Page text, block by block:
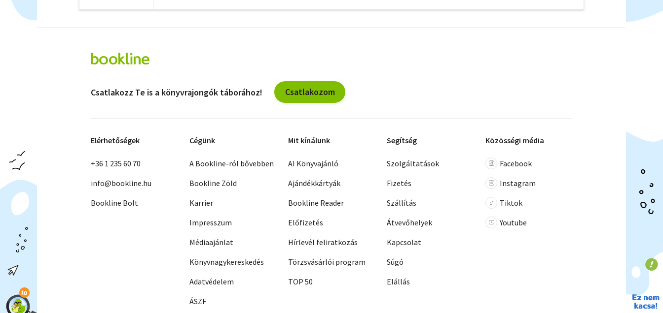
szűrők
Csatlakozz Te is a könyvrajongók táborához! Csatlakozom
Elérhetőségek
+36 1 235 60 70
info@bookline.hu
Bookline Bolt
Cégünk
A Bookline-ról bővebben
Bookline Zöld
Karrier
Impresszum
Médiaajánlat
Könyvnagykereskedés
Adatvédelem
ÁSZF
Mit kínálunk
AI Könyvajánló
Ajándékkártyák
Bookline Reader
Előfizetés
Hírlevél feliratkozás
Törzsvásárlói program
TOP 50
Segítség
Szolgáltatások
Fizetés
Szállítás
Átvevőhelyek
Kapcsolat
Súgó
Elállás
Közösségi média
Facebook
Instagram
Tiktok
Youtube